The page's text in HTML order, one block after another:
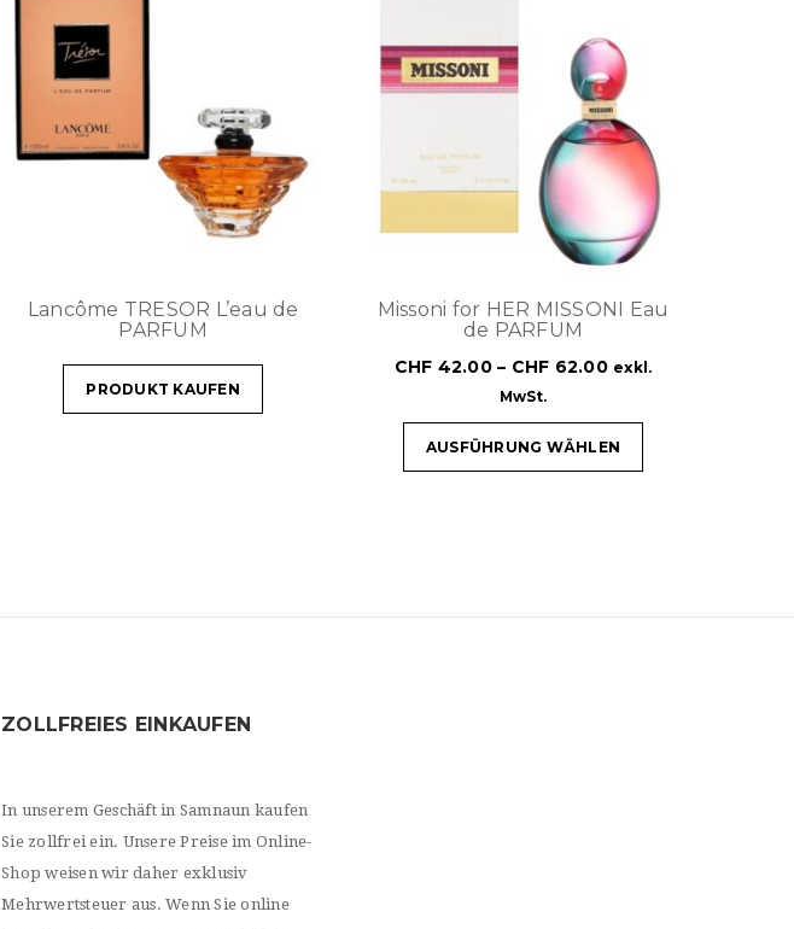
Lancôme TRESOR L’eau de
PARFUM
PRODUKT KAUFEN
Missoni for HER MISSONI Eau
de PARFUM
CHF 42.00– CHF 62.00 exkl.
MwSt.
AUSFÜHRUNG WÄHLEN
ZOLLFREIES EINKAUFEN
In unserem Geschäft in Samnaun kaufen
Sie zollfrei ein. Unsere Preise im Online-
Shop weisen wir daher exklusiv
Mehrwertsteuer aus. Wenn Sie online